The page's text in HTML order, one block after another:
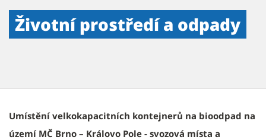
Životní prostředí a odpady
Umístění velkokapacitních kontejnerů na bioodpad na
území MČ Brno – Královo Pole - svozová místa a